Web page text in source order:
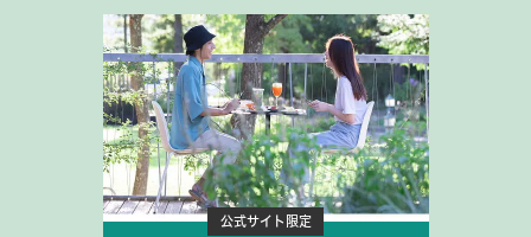
公式サイト限定